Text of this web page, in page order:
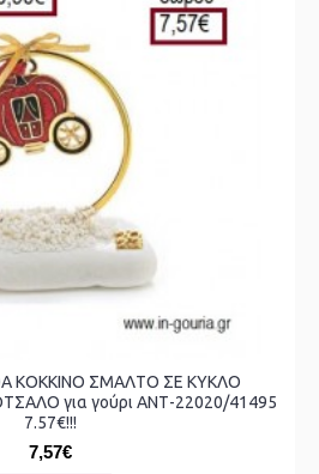
ΚΟΚΚΙΝΟ ΣΜΑΛΤΟ ΣΕ ΚΥΚΛΟ
για γούρι ΑΝΤ-22020/41495
7.57€!!!
7,57€